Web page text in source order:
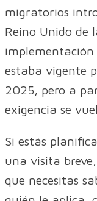
migratorios
Reino Unido de
estaba vigente
2025, pero a
exigencia se
Si estás
una visita
que necesitas